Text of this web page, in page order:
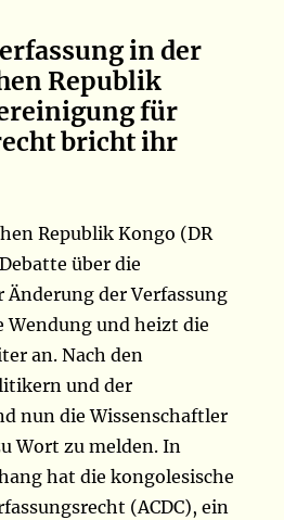
in der
Republik
für
bricht ihr
Republik Kongo (DR
über die
der Verfassung
Wendung und heizt die
an. Nach den
und der
nun die Wissenschaftler
Wort zu melden. In
hat die kongolesische
(ACDC), ein